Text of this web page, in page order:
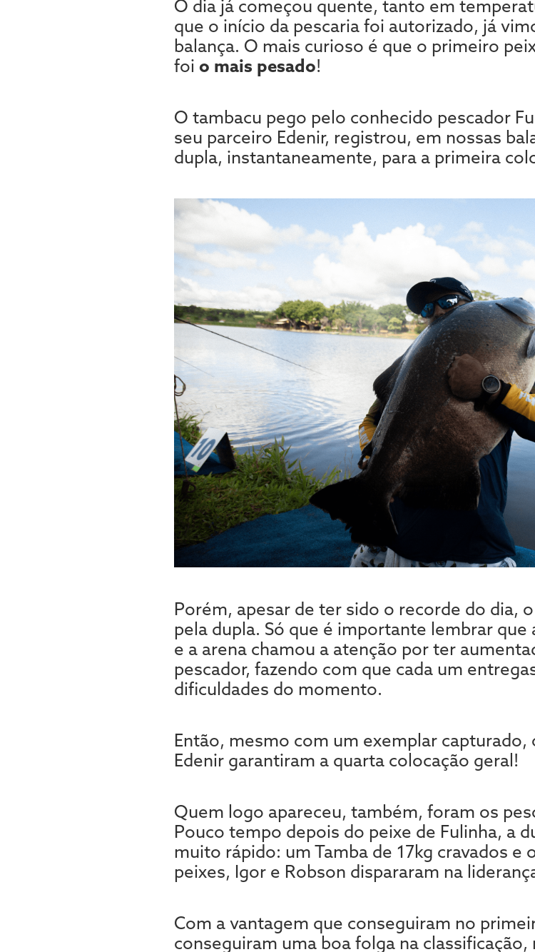
O dia já começou quente, tanto em
que o início da pescaria foi autorizado, já
balança. O mais curioso é que o primeiro
foi o mais pesado!
O tambacu pego pelo conhecido pescador
seu parceiro Edenir, registrou, em nossas
dupla, instantaneamente, para a primeira
Porém, apesar de ter sido o recorde do dia,
pela dupla. Só que é importante lembrar que
e a arena chamou a atenção por ter
pescador, fazendo com que cada um
dificuldades do momento.
Então, mesmo com um exemplar capturado,
Edenir garantiram a quarta colocação geral!
Quem logo apareceu, também, foram os
Pouco tempo depois do peixe de Fulinha, a
muito rápido: um Tamba de 17kg cravados e
peixes, Igor e Robson dispararam na
Com a vantagem que conseguiram no
conseguiram uma boa folga na